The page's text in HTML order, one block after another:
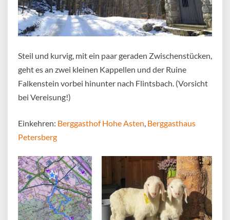
Steil und kurvig, mit ein paar geraden Zwischenstücken,
geht es an zwei kleinen Kappellen und der Ruine
Falkenstein vorbei hinunter nach Flintsbach. (Vorsicht
bei Vereisung!)
Einkehren: Berggasthof Hohe Asten, Berggasthaus
Petersberg